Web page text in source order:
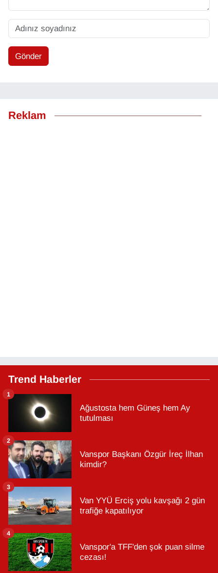
Gönder
Reklam
Trend Haberler
Ağustosta hem Güneş hem Ay
tutulması
1
Vanspor Başkanı Özgür İreç İlhan
kimdir?
2
Van YYÜ Erciş yolu kavşağı 2 gün
trafiğe kapatılıyor
3
Vanspor'a TFF'den şok puan silme
cezası!
4